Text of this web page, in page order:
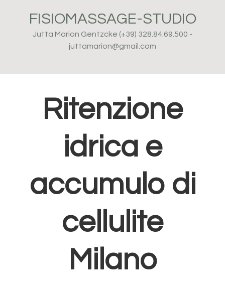
navigazione
contenuto
FISIOMASSAGE-STUDIO
Jutta Marion Gentzcke (+39) 328.84.69.500 -
juttamarion@gmail.com
Ritenzione
idrica e
accumulo di
cellulite
Milano